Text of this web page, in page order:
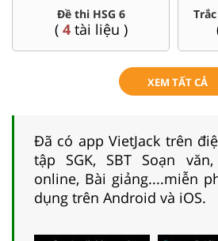
Đề thi HSG 6
( 4tài liệu )
XEM TẤT CẢ
Đã có app VietJack trên
tập SGK, SBT Soạn
online, Bài giảng....miễn
dụng trên Android và iOS.